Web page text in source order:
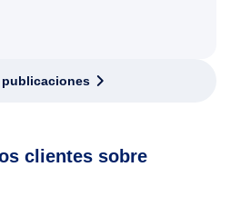
publicaciones
clientes sobre